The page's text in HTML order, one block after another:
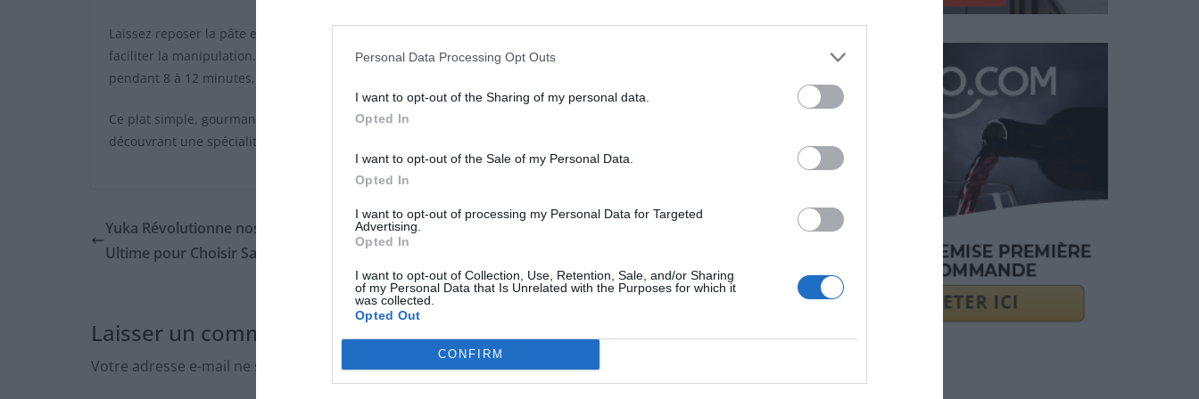
Personal Data Processing Opt Outs
I want to opt-out of the Sharing of my personal data.
Opted In
I want to opt-out of the Sale of my Personal Data.
Opted In
I want to opt-out of processing my Personal Data for Targeted
Advertising.
Opted In
I want to opt-out of Collection, Use, Retention, Sale, and/or Sharing
of my Personal Data that Is Unrelated with the Purposes for which it
was collected.
Opted Out
CONFIRM
Laissez reposer la pâte environ 30 minutes. Ensuite, formez des boulettes en humidifiant vos mains pour
faciliter la manipulation. Faites cuire ces boulettes dans une grande casserole d’eau salée frémissante
pendant 8 à 12 minutes, selon leur taille. Égouttez-les et servez chaud.
Ce plat simple, gourmand et économique est une excellente façon de ne pas gaspiller son pain dur, tout en
découvrant une spécialité peu connue mais très savoureuse.
Yuka Révolutionne nos Courses : Le Guide
Ultime pour Choisir Sainement
Laisser un commentaire
Votre adresse e-mail ne sera pas publiée.Les champs obligatoires sont indiqués avec